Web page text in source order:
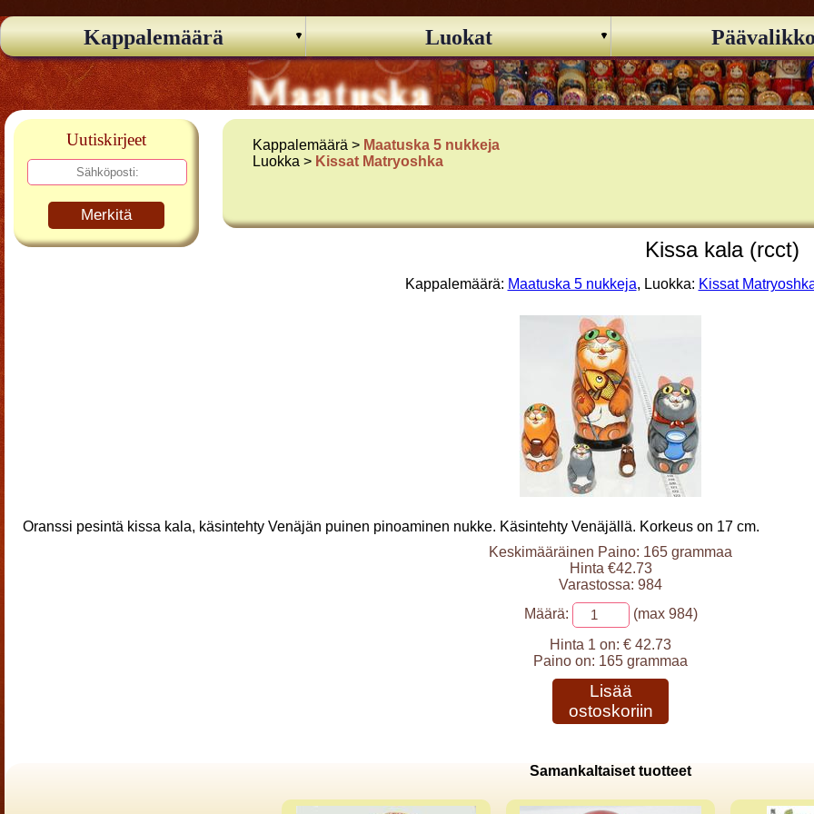
Kappalemäärä Luokat
Uutiskirjeet
Merkitä
Kappalemäärä > Maatuska 5 nukkeja
Luokka > Kissat Matryoshka
Kissa kala (rcct)
Kappalemäärä: Maatuska 5 nukkeja, Luokka: Kissat
Oranssi pesintä kissa kala, käsintehty Venäjän puinen pinoaminen nukke. Käsintehty Venäjällä. Korkeus on 17 cm.
Keskimääräinen Paino: 165 grammaa
Hinta €42.73
Varastossa: 984
Määrä:
(max 984)
Hinta 1 on: € 42.73
Paino on: 165 grammaa
Lisää
ostoskoriin
Samankaltaiset tuotteet